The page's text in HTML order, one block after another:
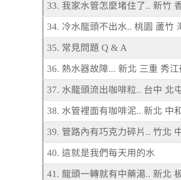
33. 我家水管怎麼堵住了.. 新竹
34. 冷水龍頭不出水.. 桃園 蘆竹
35. 常見問題 Q & A
36. 熱水器故障... 新北 三重 秀
37. 水龍頭流出咖啡粒.. 台中 北
38. 水管裡面有咖啡泥.. 新北 中
39. 管路內有巧克力碎片.. 竹北
40. 這就是我們每天用的水
41. 龍頭一轉就有中藥湯.. 新北